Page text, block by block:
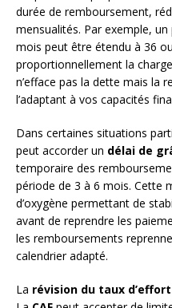
durée de remboursement,
mensualités. Par exemple,
mois peut être étendu à 36
proportionnellement la
n’efface pas la dette mais la
l’adaptant à vos capacités
Dans certaines situations
peut accorder un délai de
temporaire des
période de 3 à 6 mois. Cette
d’oxygène permettant de
avant de reprendre les
les remboursements
calendrier adapté.
La révision du taux d’effort